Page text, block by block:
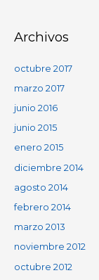
Archivos
octubre 2017
marzo 2017
junio 2016
junio 2015
enero 2015
diciembre 2014
agosto 2014
febrero 2014
marzo 2013
noviembre 2012
octubre 2012